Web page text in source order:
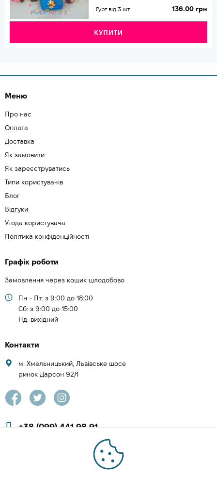
Гурт від 3 шт. 136.00 грн
КУПИТИ
Меню
Про нас
Оплата
Доставка
Як замовити
Як зареєструватись
Типи користувачів
Блог
Відгуки
Угода користувача
Політика конфіденційності
Графік роботи
Замовлення через кошик цілодобово
Пн - Пт: з 9:00 до 18:00
Cб: з 9:00 до 15:00
Нд: вихідний
Контакти
м. Хмельницький, Львівське шосе
ринок Дарсон 92/1
+38 (099) 441 98 91
+38 (097) 423 08 00
zachesa86@gmail.com